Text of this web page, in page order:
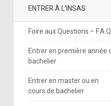
ENTRER À L’INSAS
Foire aux Questions – F.A.Q.
Entrer en première année
bachelier
Entrer en master ou en
cours de bachelier